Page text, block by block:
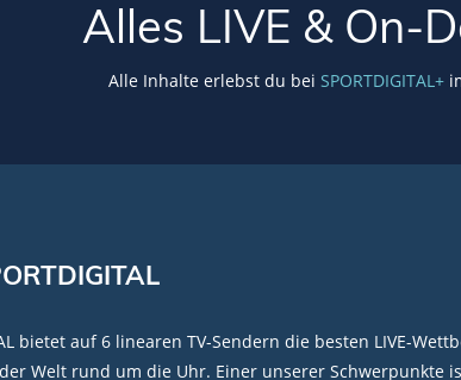
Alles LIVE & On-
Alle Inhalte erlebst du bei SPORTDIGITAL+
bietet auf 6 linearen TV-Sendern die besten LIVE-
Welt rund um die Uhr. Einer unserer Schwerpunkte